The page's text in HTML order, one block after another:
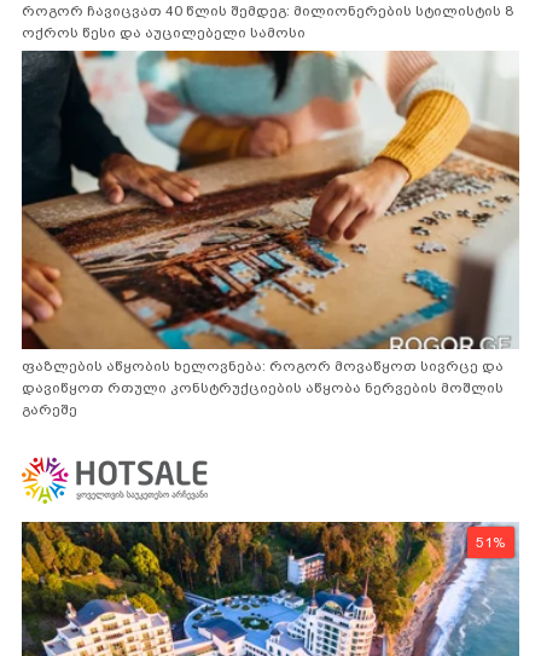
როგორ ჩავიცვათ 40 წლის შემდეგ: მილიონერების სტილისტის 8
ოქროს წესი და აუცილებელი სამოსი
ფაზლების აწყობის ხელოვნება: როგორ მოვაწყოთ სივრცე და
დავიწყოთ რთული კონსტრუქციების აწყობა ნერვების მოშლის
გარეშე
51%